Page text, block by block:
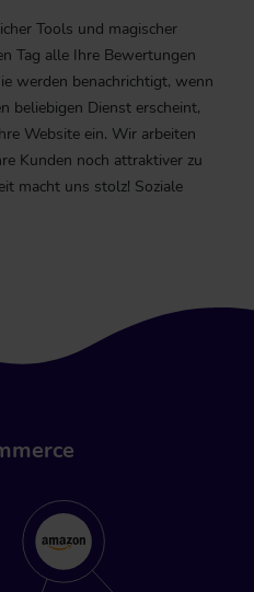
Tools und magischer
Tag alle Ihre Bewertungen
werden benachrichtigt, wenn
beliebigen Dienst erscheint,
Website ein. Wir arbeiten
Kunden noch attraktiver zu
macht uns stolz! Soziale